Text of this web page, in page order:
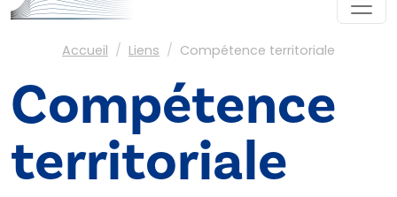
Fil d'Ariane
Accueil Liens Compétence territoriale
Compétence
territoriale